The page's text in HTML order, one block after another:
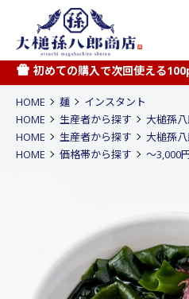
初めての購入で次回使える
HOME 麺
インスタント
HOME
生産者から探す
大槌孫
HOME
生産者から探す 大槌孫
HOME
価格帯から探す 〜3,000